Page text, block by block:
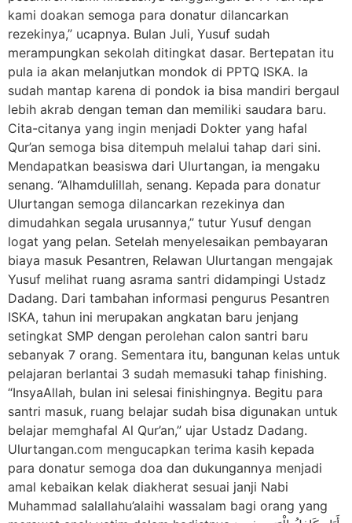
kami doakan semoga para donatur dilancarkan
rezekinya,” ucapnya. Bulan Juli, Yusuf sudah
merampungkan sekolah ditingkat dasar. Bertepatan itu
pula ia akan melanjutkan mondok di PPTQ ISKA. Ia
sudah mantap karena di pondok ia bisa mandiri bergaul
lebih akrab dengan teman dan memiliki saudara baru.
Cita-citanya yang ingin menjadi Dokter yang hafal
Qur’an semoga bisa ditempuh melalui tahap dari sini.
Mendapatkan beasiswa dari Ulurtangan, ia mengaku
senang. “Alhamdulillah, senang. Kepada para donatur
Ulurtangan semoga dilancarkan rezekinya dan
dimudahkan segala urusannya,” tutur Yusuf dengan
logat yang pelan. Setelah menyelesaikan pembayaran
biaya masuk Pesantren, Relawan Ulurtangan mengajak
Yusuf melihat ruang asrama santri didampingi Ustadz
Dadang. Dari tambahan informasi pengurus Pesantren
ISKA, tahun ini merupakan angkatan baru jenjang
setingkat SMP dengan perolehan calon santri baru
sebanyak 7 orang. Sementara itu, bangunan kelas untuk
pelajaran berlantai 3 sudah memasuki tahap finishing.
“InsyaAllah, bulan ini selesai finishingnya. Begitu para
santri masuk, ruang belajar sudah bisa digunakan untuk
belajar memghafal Al Qur’an,” ujar Ustadz Dadang.
Ulurtangan.com mengucapkan terima kasih kepada
para donatur semoga doa dan dukungannya menjadi
amal kebaikan kelak diakherat sesuai janji Nabi
Muhammad salallahu’alaihi wassalam bagi orang yang